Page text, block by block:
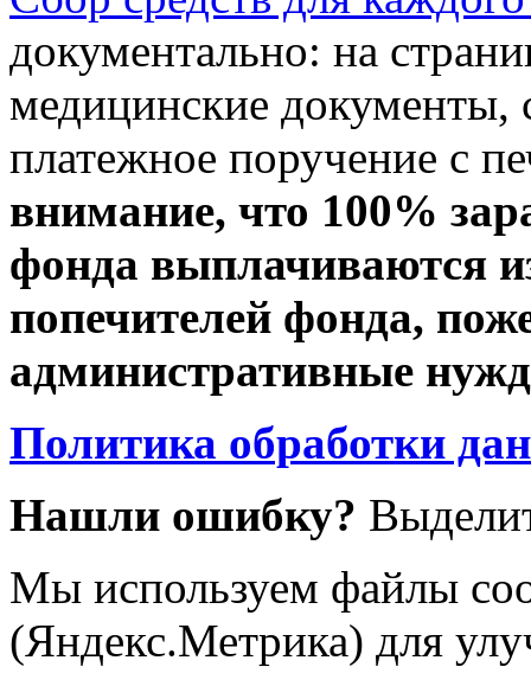
документально: на
медицинские документы,
платежное поручение с
внимание, что 100%
фонда выплачиваются
попечителей фонда,
административные
Политика обработки
Нашли ошибку?
Мы используем файлы
(Яндекс.Метрика) для